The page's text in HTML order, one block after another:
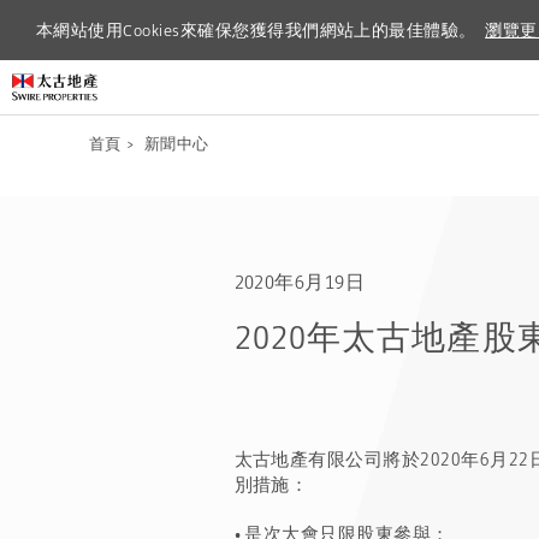
本網站使用Cookies來確保您獲得我們網站上的最佳體驗。 瀏覽
本網站使用Cookies來確保您獲得我們網站上的最佳體驗。 瀏覽
首頁 > 新聞中心
2020年6月19日
2020年太古地產股
太古地產有限公司將於2020年6月
別措施：
• 是次大會只限股東參與；